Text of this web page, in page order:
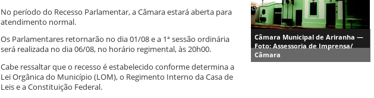
Câmara Municipal de Ariranha —
Foto: Assessoria de Imprensa/
Câmara
No período do Recesso Parlamentar, a Câmara estará aberta para
atendimento normal.
Os Parlamentares retornarão no dia 01/08 e a 1ª sessão ordinária
será realizada no dia 06/08, no horário regimental, às 20h00.
Cabe ressaltar que o recesso é estabelecido conforme determina a
Lei Orgânica do Município (LOM), o Regimento Interno da Casa de
Leis e a Constituição Federal.